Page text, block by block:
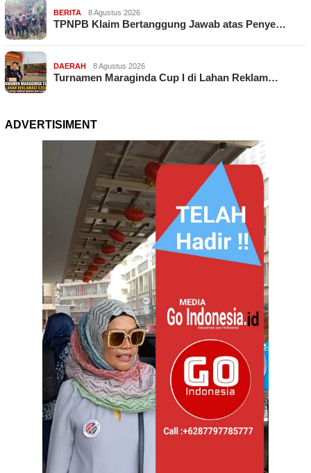
BERITA 8 Agustus 2026
TPNPB Klaim Bertanggung Jawab atas Penye…
DAERAH 8 Agustus 2026
Turnamen Maraginda Cup I di Lahan Reklam…
ADVERTISIMENT